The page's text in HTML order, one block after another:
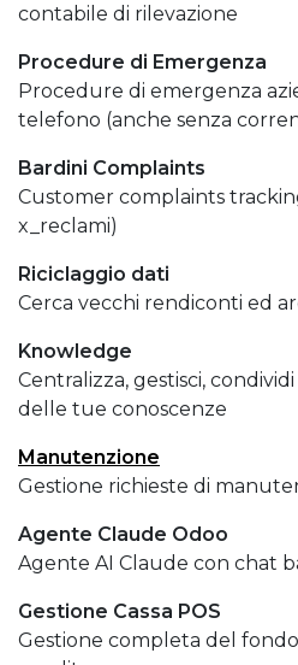
contabile di rilevazione
Procedure di Emergenza
Procedure di emergenza
telefono (anche senza
Bardini Complaints
Customer complaints
x_reclami)
Riciclaggio dati
Cerca vecchi rendiconti ed
Knowledge
Centralizza, gestisci,
delle tue conoscenze
Manutenzione
Gestione richieste di
Agente Claude Odoo
Agente AI Claude con chat
Gestione Cassa POS
Gestione completa del